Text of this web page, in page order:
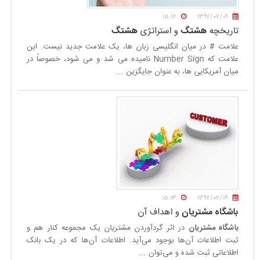
۱۳۹۷/۰۷/۰۹ ۱۵:۱۶
تاریخچه هشتگ و استراتژی هشتگ
علامت # در میان انگلیسی زبان ها، یک علامت جدید نیست. این
علامت که Number Sign نامیده می شد و می شود، خصوصاً در
میان آمریکایی ها، به عنوان جایگزین ...
۱۳۹۷/۰۷/۰۹ ۱۵:۱۳
باشگاه مشتریان و اهداف آن
باشگاه مشتریان در اثر گردآوردن مشتریان یک مجموعه کنار هم و
ثبت اطلاعات آن‌ها بوجود می‌آید. اطلاعات آن‌ها که در یک بانک
اطلاعاتی ثبت شده و می‌توان ...